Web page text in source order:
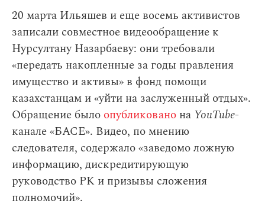
20 марта Ильяшев и еще восемь активистов
записали совместное видеообращение к
Нурсултану Назарбаеву: они требовали
«передать накопленные за годы правления
имущество и активы» в фонд помощи
казахстанцам и «уйти на заслуженный отдых».
Обращение было опубликовано на YouTube-
канале «БАСЕ». Видео, по мнению
следователя, содержало «заведомо ложную
информацию, дискредитирующую
руководство РК и призывы сложения
полномочий».